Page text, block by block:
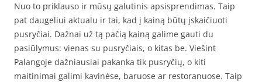
Nuo to priklauso ir mūsų galutinis apsisprendimas. Taip
pat daugeliui aktualu ir tai, kad į kainą būtų įskaičiuoti
pusryčiai. Dažnai už tą pačią kainą galime gauti du
pasiūlymus: vienas su pusryčiais, o kitas be. Viešint
Palangoje dažniausiai pakanka tik pusryčių, o kiti
maitinimai galimi kavinėse, baruose ar restoranuose. Taip